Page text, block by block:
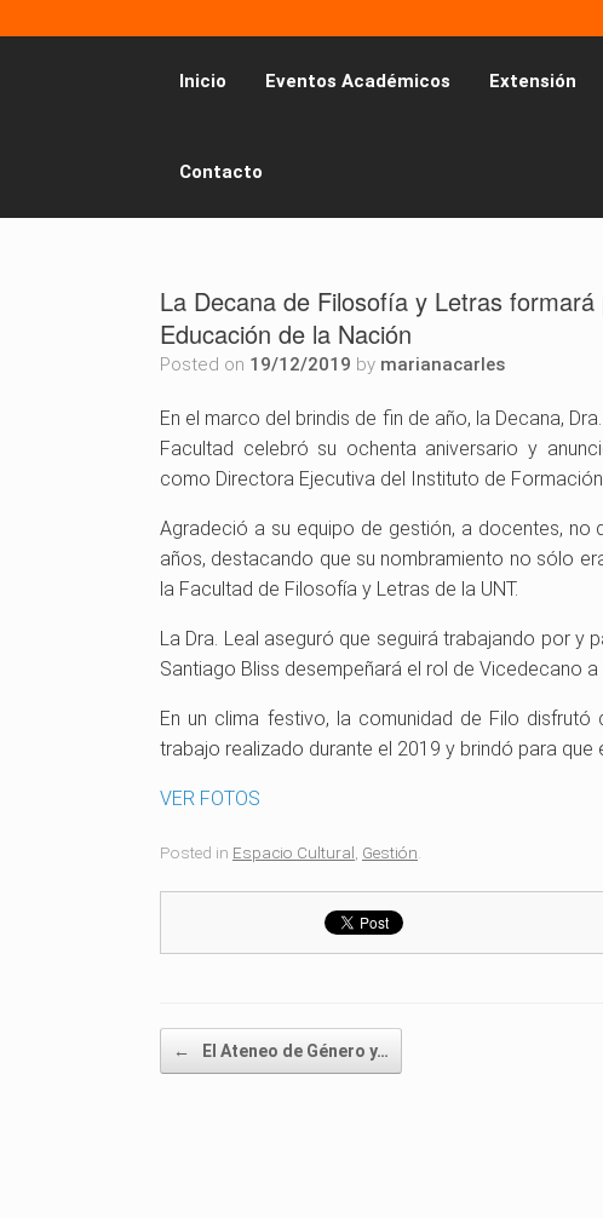
Inicio Eventos Académicos Extensión
Contacto
La Decana de Filosofía y Letras
Educación de la Nación
Posted on 19/12/2019 by marianacarles
En el marco del brindis de fin de año, la Decana,
Facultad celebró su ochenta aniversario y
como Directora Ejecutiva del Instituto de
Agradeció a su equipo de gestión, a docentes,
años, destacando que su nombramiento no sólo
la Facultad de Filosofía y Letras de la UNT.
La Dra. Leal aseguró que seguirá trabajando por y
Santiago Bliss desempeñará el rol de Vicedecano
En un clima festivo, la comunidad de Filo
trabajo realizado durante el 2019 y brindó para
VER FOTOS
Posted in Espacio Cultural, Gestión.
Post navigation
← El Ateneo de Género y…